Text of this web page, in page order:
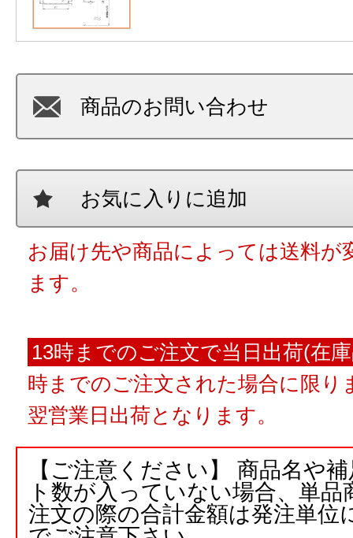
商品のお問い合わせ
お気に入りに追加
お届け先や商品によっては送料が
ます。
13時までのご注文で当日出荷(在
時までのご注文された場合に限り
翌営業日出荷となります。
【ご注意ください】 商品名や
ト数が入っていない場合、単
注文の際の合計金額は発注単位